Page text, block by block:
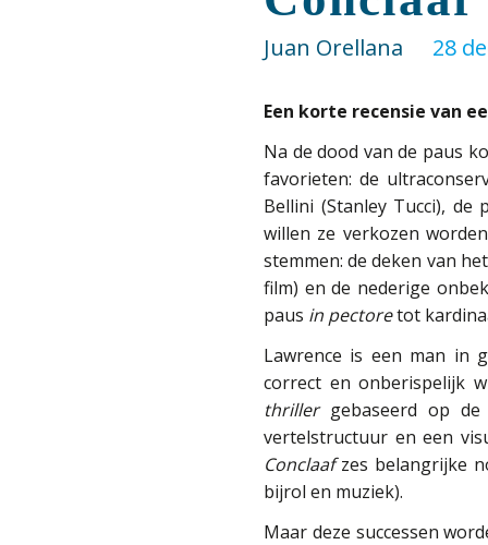
Juan Orellana 28
Een korte recensie van
Na de dood van de paus
favorieten: de
Bellini (Stanley Tucci), de
willen ze verkozen
stemmen: de deken van
film) en de nederige
paus in pectoretot
Lawrence is een man in
correct en onberispelijk
thrillergebaseerd op de
vertelstructuur en een
Conclaafzes belangrijke
bijrol en muziek).
Maar deze successen